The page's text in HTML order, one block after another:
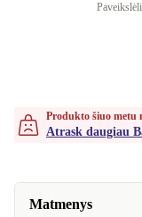
Produkto šiuo metu
Atrask daugiau
Matmenys